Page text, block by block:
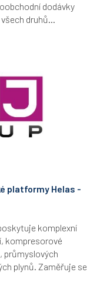
dodávky
druhů...
platformy Helas -
komplexní
kompresorové
průmyslových
plynů. Zaměřuje se